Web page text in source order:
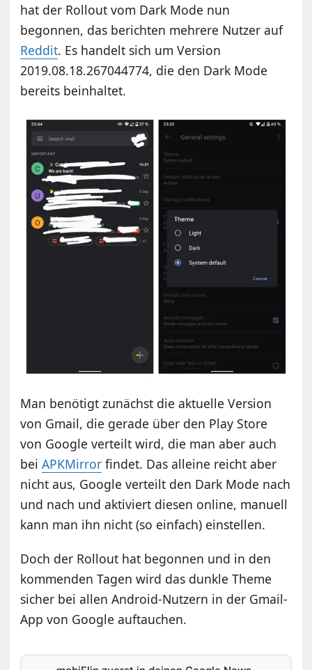
hat der Rollout vom Dark Mode nun
begonnen, das berichten mehrere Nutzer auf
Reddit. Es handelt sich um Version
2019.08.18.267044774, die den Dark Mode
bereits beinhaltet.
Man benötigt zunächst die aktuelle Version
von Gmail, die gerade über den Play Store
von Google verteilt wird, die man aber auch
beiAPKMirror findet. Das alleine reicht aber
nicht aus, Google verteilt den Dark Mode nach
und nach und aktiviert diesen online, manuell
kann man ihn nicht (so einfach) einstellen.
Doch der Rollout hat begonnen und in den
kommenden Tagen wird das dunkle Theme
sicher bei allen Android-Nutzern in der Gmail-
App von Google auftauchen.